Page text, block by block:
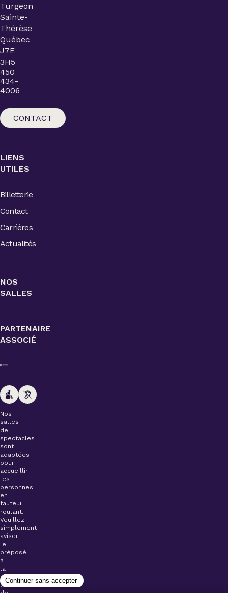
Turgeon
Sainte-
Thérèse
Québec
J7E
3H5
450
434-
4006
CONTACT
LIENS
UTILES
Billetterie
Contact
Carrières
Actualités
NOS
SALLES
PARTENAIRE
ASSOCIÉ
Nos
salles
de
spectacles
sont
adaptées
pour
accueillir
les
personnes
en
fauteuil
roulant.
Veuillez
simplement
aviser
le
préposé
à
la
billetterie
lors